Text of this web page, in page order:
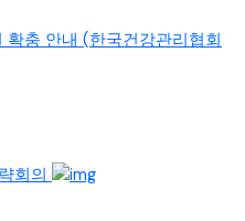
충 안내 (한국건강관리협회
회의